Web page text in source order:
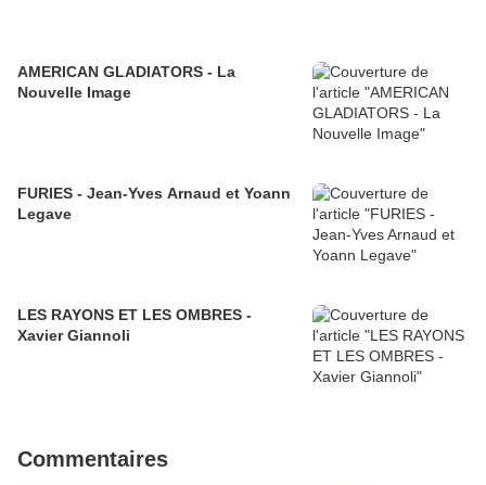
AMERICAN GLADIATORS - La
Nouvelle Image
FURIES - Jean-Yves Arnaud et Yoann
Legave
LES RAYONS ET LES OMBRES -
Xavier Giannoli
Commentaires